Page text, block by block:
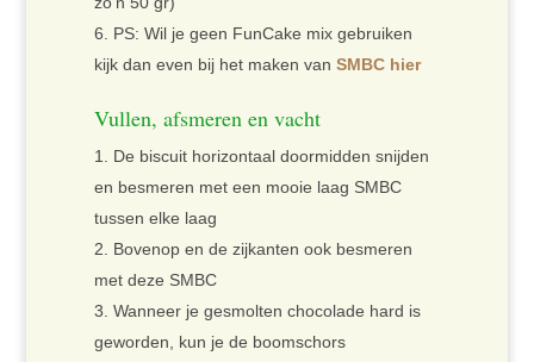
PS: Wil je geen FunCake mix gebruiken
kijk dan even bij het maken van SMBC hier
Vullen, afsmeren en vacht
De biscuit horizontaal doormidden snijden
en besmeren met een mooie laag SMBC
tussen elke laag
Bovenop en de zijkanten ook besmeren
met deze SMBC
Wanneer je gesmolten chocolade hard is
geworden, kun je de boomschors